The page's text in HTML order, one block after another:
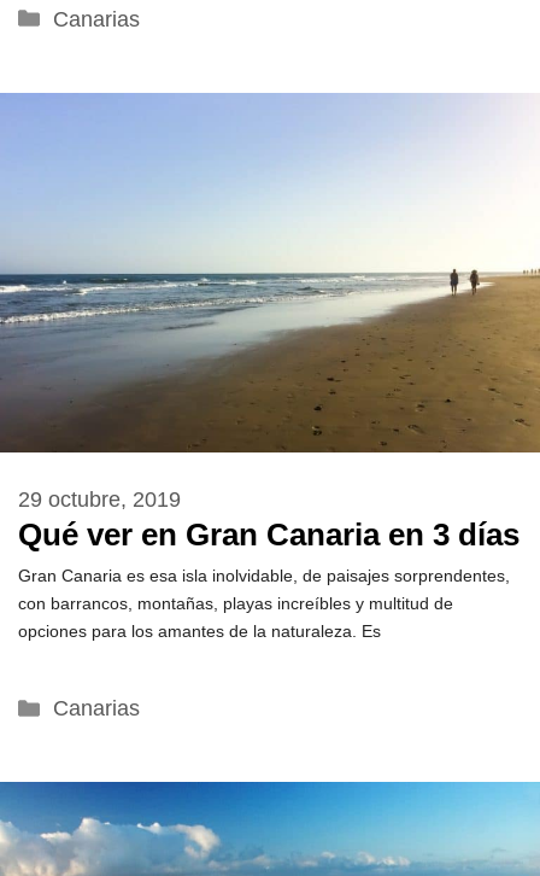
Categorías
Canarias
Qué ver en Gran Canaria en 3 días
29 octubre, 2019
Gran Canaria es esa isla inolvidable, de paisajes sorprendentes,
con barrancos, montañas, playas increíbles y multitud de
opciones para los amantes de la naturaleza. Es
Categorías
Canarias